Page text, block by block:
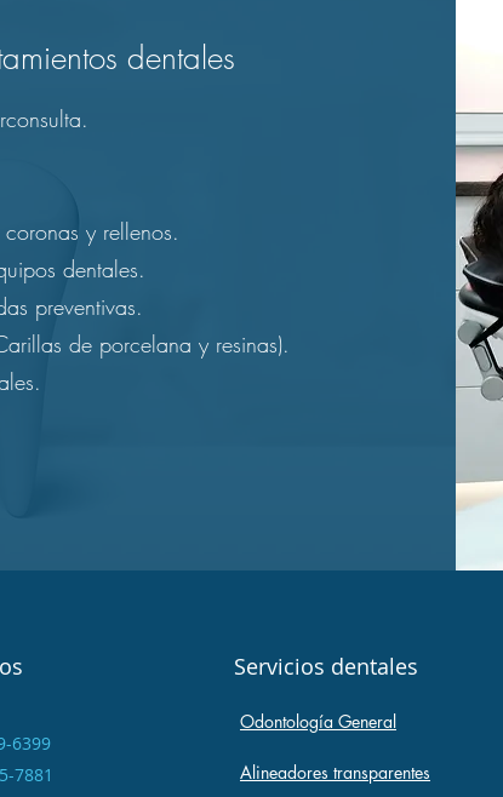
dentales
coronas y rellenos.
dentales.
preventivas.
de porcelana y resinas).
6399
7881
Servicios dentales
Odontología General
Alineadores transparentes